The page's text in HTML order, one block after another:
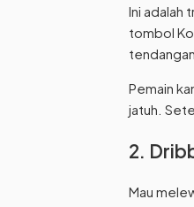
Ini adalah
tombol
Pemain
jatuh.
2.
Mau